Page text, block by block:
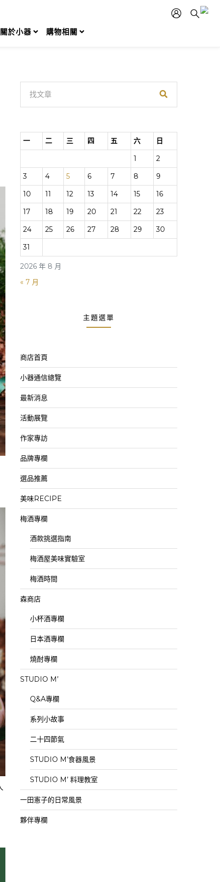
關於小器 購物相關
2026 年 8 月
一 二 三 四 五 六
日
1
2
3
4 5 6 7 8
9
10
11 12 13 14 15
16
17
18 19 20 21 22
23
24
25 26 27 28 29
30
31
« 7 月
主題選單
商店首頁
小器通信總覽
最新消息
活動展覽
作家專訪
品牌專欄
選品推薦
美味RECIPE
梅酒專欄
酒款挑選指南
梅酒屋美味實驗室
梅酒時間
森商店
小杯酒專欄
日本酒專欄
燒酎專欄
STUDIO M’
Q&A專欄
系列小故事
二十四節氣
STUDIO M’食器風景
STUDIO M’ 料理教室
一田憲子的日常風景
夥伴專欄